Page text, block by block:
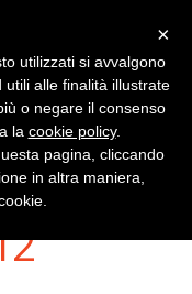
×
utilizzati si avvalgono
alle finalità illustrate
o negare il consenso
la cookie policy.
pagina, cliccando
in altra maniera,